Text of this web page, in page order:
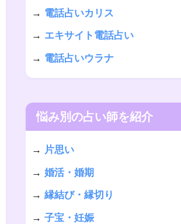
→ 電話占いカリス
→ エキサイト電話占い
→ 電話占いウラナ
悩み別の占い師を紹介
→ 片思い
→ 婚活・婚期
→ 縁結び・縁切り
→ 子宝・妊娠